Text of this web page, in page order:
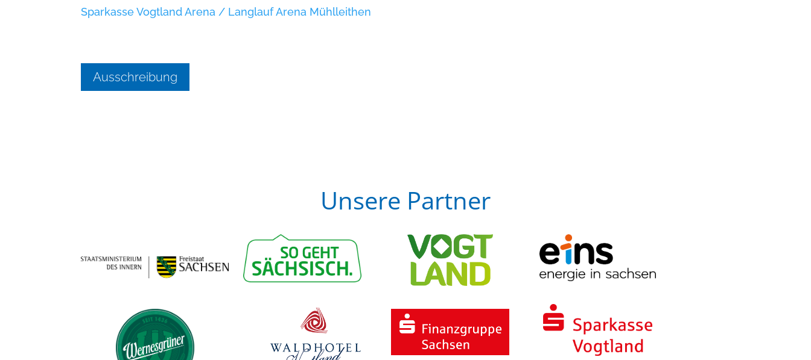
Sparkasse Vogtland Arena / Langlauf Arena Mühlleithen
Ausschreibung
Unsere Partner